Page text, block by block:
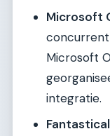
Microsoft
Microsoft
integratie.